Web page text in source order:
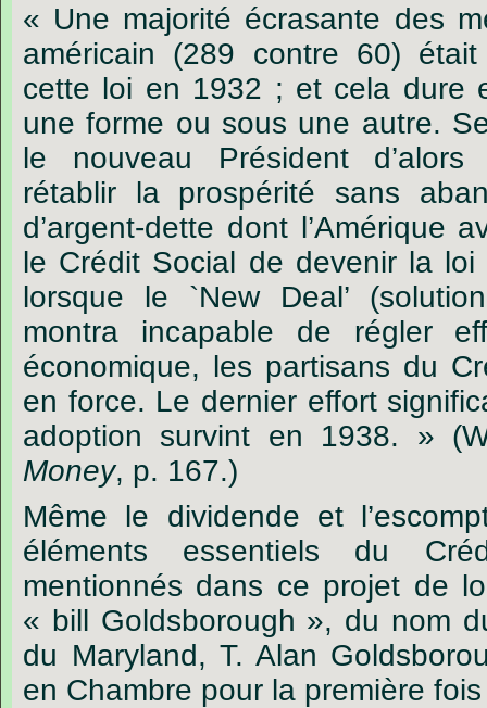
« Une majorité écrasante des
américain (289 contre 60)
cette loi en 1932 ; et cela dure
une forme ou sous une autre.
le nouveau Président d’alors
rétablir la prospérité sans
d’argent-dette dont l’Amérique
le Crédit Social de devenir la
lorsque le `New Deal’
montra incapable de régler
économique, les partisans du
en force. Le dernier effort
adoption survint en 1938. »
Money, p. 167.)
Même le dividende et
éléments essentiels du
mentionnés dans ce projet de
« bill Goldsborough », du nom
du Maryland, T. Alan
en Chambre pour la première